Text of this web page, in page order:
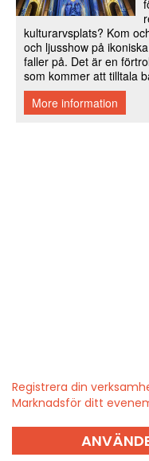
Registrera din
Marknadsför ditt